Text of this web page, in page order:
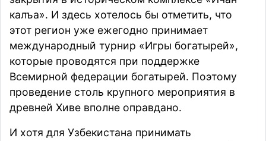
калъа». И здесь хотелось бы отметить, что
этот регион уже ежегодно принимает
международный турнир «Игры богатырей»,
которые проводятся при поддержке
Всемирной федерации богатырей. Поэтому
проведение столь крупного мероприятия в
древней Хиве вполне оправдано.
И хотя для Узбекистана принимать